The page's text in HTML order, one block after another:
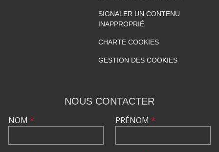
SIGNALER UN CONTENU
INAPPROPRIÉ
CHARTE COOKIES
GESTION DES COOKIES
NOUS CONTACTER
NOM * PRÉNOM *